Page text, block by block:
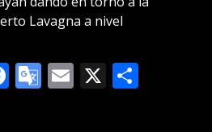
Lavagna a nivel
Facebook
Google
Email
X